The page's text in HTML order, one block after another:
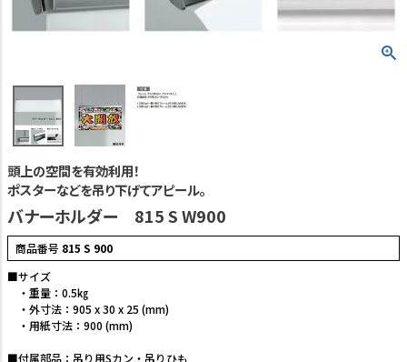
よくある質問
特定商取引法表示
ご利用ガイド
会社概要
頭上の空間を有効利用！
ポスターなどを吊り下げてアピール。
バナーホルダー 815 S W900
商品番号 815 S 900
■サイズ
・重量：0.5㎏
・外寸法：905 x 30 x 25 (mm)
・用紙寸法：900 (mm)
■付属部品：吊り用Sカン・吊りひも